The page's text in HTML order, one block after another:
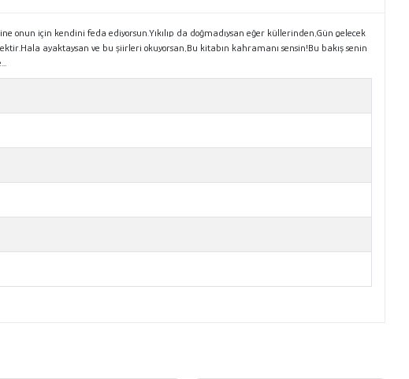
onun için kendini feda ediyorsun.Yıkılıp da doğmadıysan eğer küllerinden,Gün gelecek
ayaktaysan ve bu şiirleri okuyorsan,Bu kitabın kahramanı sensin!Bu bakış senin